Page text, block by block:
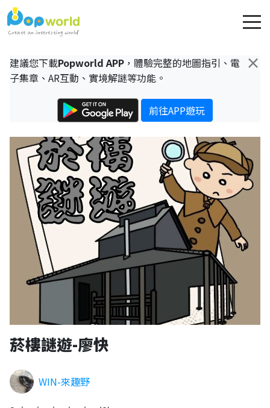
×
建議您下載Popworld APP ，體驗完整的地圖指引、電
子集章、AR互動、實境解謎等功能。
前往APP遊玩
菸樓謎遊-廖快
WIN-來趣野